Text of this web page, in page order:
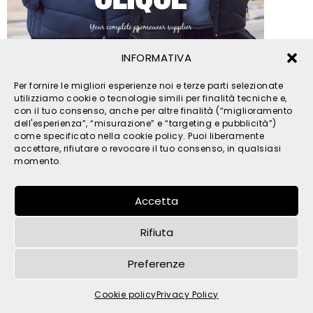
INFORMATIVA
Per fornire le migliori esperienze noi e terze parti selezionate
utilizziamo cookie o tecnologie simili per finalità tecniche e,
con il tuo consenso, anche per altre finalità (“miglioramento
dell'esperienza”, “misurazione” e “targeting e pubblicità”)
come specificato nella cookie policy. Puoi liberamente
accettare, rifiutare o revocare il tuo consenso, in qualsiasi
momento.
Accetta
Rifiuta
Preferenze
Cookie policyPrivacy Policy
IT05121480262 -privacy-cookies - by